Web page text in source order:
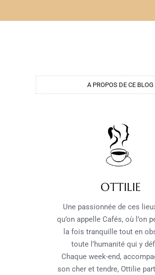
A PROPOS DE CE BLOG
OTTILIE
Une passionnée de ces
qu’on appelle Cafés, où l’on
la fois tranquille tout en
toute l’humanité qui y
Chaque week-end,
son cher et tendre, Ottilie